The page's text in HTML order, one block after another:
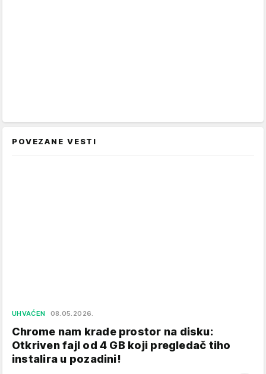
POVEZANE VESTI
UHVAĆEN 08.05.2026.
Chrome nam krade prostor na disku:
Otkriven fajl od 4 GB koji pregledač tiho
instalira u pozadini!